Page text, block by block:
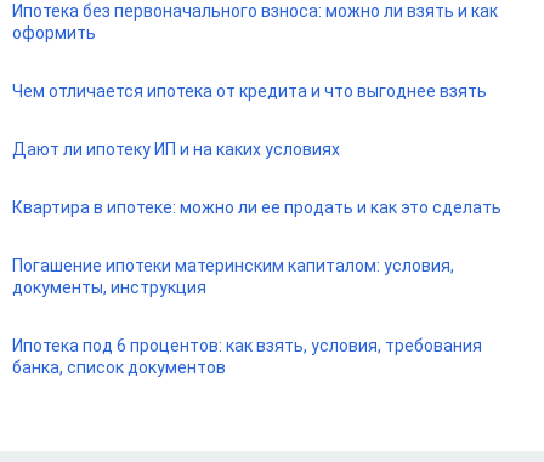
Ипотека без первоначального взноса: можно ли взять и как
оформить
Чем отличается ипотека от кредита и что выгоднее взять
Дают ли ипотеку ИП и на каких условиях
Квартира в ипотеке: можно ли ее продать и как это сделать
Погашение ипотеки материнским капиталом: условия,
документы, инструкция
Ипотека под 6 процентов: как взять, условия, требования
банка, список документов